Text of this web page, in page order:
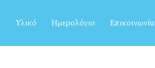
Υλικό Ημερολόγιο Επικοινωνία